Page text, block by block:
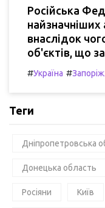
Російська
найзначніших
внаслідок
об'єктів, що
#Україна #
Теги
Дніпропетровська
Донецька область
Росіяни Київ